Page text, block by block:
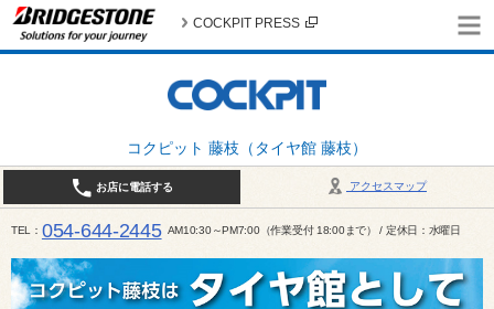
コクピット 藤枝（タイヤ館 藤枝）
COCKPIT PRESS
アクセスマップ
お店に電話する
TEL 054-644-2445 AM10:30～PM7:00（作業受付 18:00まで） / 定休日：水曜日